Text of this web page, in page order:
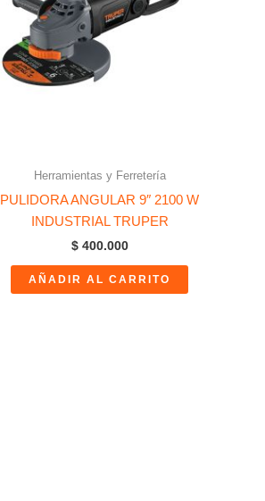
Herramientas y Ferretería
PULIDORA ANGULAR 9″ 2100 W
INDUSTRIAL TRUPER
$400.000
AÑADIR AL CARRITO